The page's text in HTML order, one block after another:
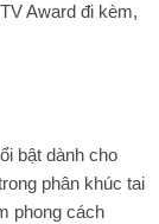
Award đi kèm,
bật dành cho
phân khúc tai
phong cách